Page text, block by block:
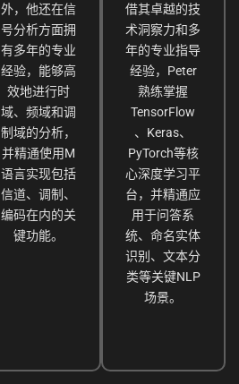
外，他还在信
号分析方面拥
有多年的专业
经验，能够高
效地进行时
域、频域和调
制域的分析，
并精通使用M
语言实现包括
信道、调制、
编码在内的关
键功能。
借其卓越的技
术洞察力和多
年的专业指导
经验，Peter
熟练掌握
TensorFlow
、Keras、
PyTorch等核
心深度学习平
台，并精通应
用于问答系
统、命名实体
识别、文本分
类等关键NLP
场景。